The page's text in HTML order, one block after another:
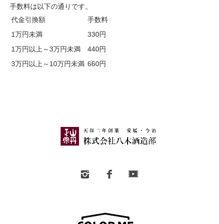
手数料は以下の通りです。
代金引換額
手数料
1万円未満
330円
1万円以上～3万円未満
440円
3万円以上～10万円未満 660円